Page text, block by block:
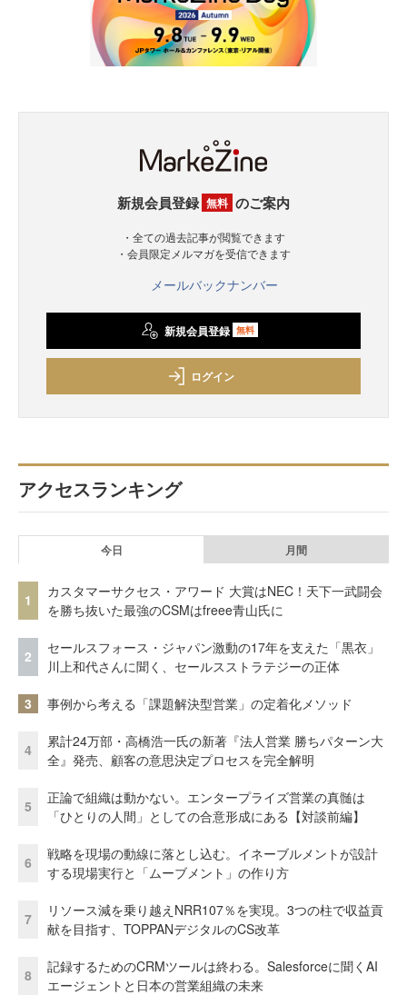
新規会員登録 無料 のご案内
・全ての過去記事が閲覧できます
・会員限定メルマガを受信できます
メールバックナンバー
新規会員登録 無料
ログイン
アクセスランキング
今日 月間
1
カスタマーサクセス・アワード 大賞はNEC！天下一武闘会
を勝ち抜いた最強のCSMはfreee青山氏に
2
セールスフォース・ジャパン激動の17年を支えた「黒衣」
川上和代さんに聞く、セールスストラテジーの正体
3 事例から考える「課題解決型営業」の定着化メソッド
4
累計24万部・高橋浩一氏の新著『法人営業 勝ちパターン大
全』発売、顧客の意思決定プロセスを完全解明
5
正論で組織は動かない。エンタープライズ営業の真髄は
「ひとりの人間」としての合意形成にある【対談前編】
6
戦略を現場の動線に落とし込む。イネーブルメントが設計
する現場実行と「ムーブメント」の作り方
7
リソース減を乗り越えNRR107％を実現。3つの柱で収益貢
献を目指す、TOPPANデジタルのCS改革
8
記録するためのCRMツールは終わる。Salesforceに聞くAI
エージェントと日本の営業組織の未来